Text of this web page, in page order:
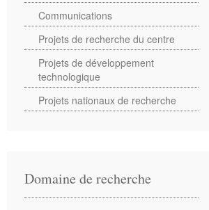
Communications
Projets de recherche du centre
Projets de développement
technologique
Projets nationaux de recherche
Domaine de recherche